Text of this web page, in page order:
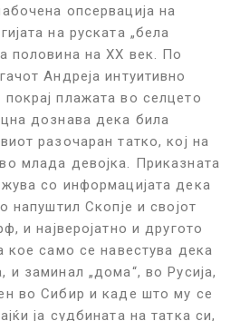
опсервација на
на руската „бела
половина на ХХ век. По
Андреја интуитивно
плажата во селцето
дознава дека била
разочаран татко, кој на
млада девојка. Приказната
со информацијата дека
напуштил Скопје и својот
и најверојатно и другото
кое само се навестува дека
заминал „дома“, во Русија,
во Сибир и каде што му се
ја судбината на татка си,